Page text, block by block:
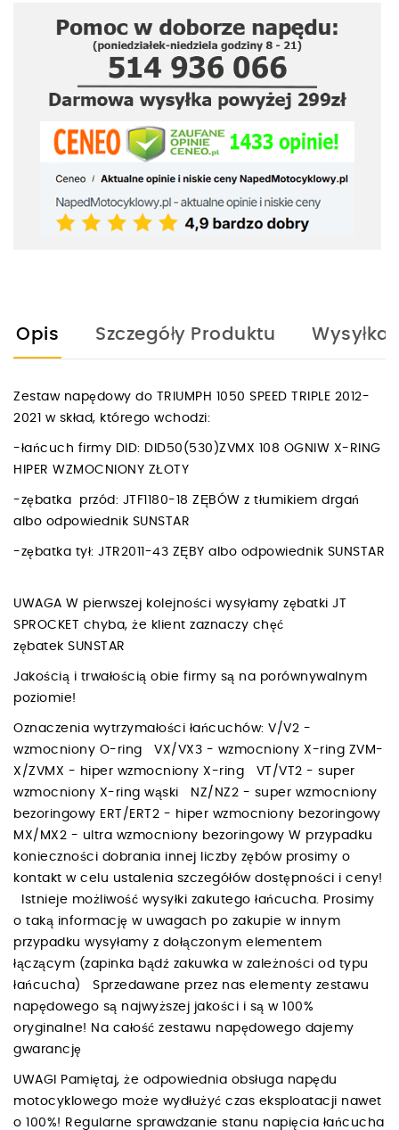
Opis Szczegóły Produktu Wysyłka
Zestaw napędowy do TRIUMPH 1050 SPEED TRIPLE 2012-
2021 w skład, którego wchodzi:
-łańcuch firmy DID: DID50(530)ZVMX 108 OGNIW X-RING
HIPER WZMOCNIONY ZŁOTY
-zębatka przód: JTF1180-18 ZĘBÓW z tłumikiem drgań
albo odpowiednik SUNSTAR
-zębatka tył: JTR2011-43 ZĘBY albo odpowiednik SUNSTAR
UWAGA W pierwszej kolejności wysyłamy zębatki JT
SPROCKET chyba, że klient zaznaczy chęć
zębatek SUNSTAR
Jakością i trwałością obie firmy są na porównywalnym
poziomie!
Oznaczenia wytrzymałości łańcuchów: V/V2 -
wzmocniony O-ring VX/VX3 - wzmocniony X-ring ZVM-
X/ZVMX - hiper wzmocniony X-ring VT/VT2 - super
wzmocniony X-ring wąski NZ/NZ2 - super wzmocniony
bezoringowy ERT/ERT2 - hiper wzmocniony bezoringowy
MX/MX2 - ultra wzmocniony bezoringowy W przypadku
konieczności dobrania innej liczby zębów prosimy o
kontakt w celu ustalenia szczegółów dostępności i ceny!
Istnieje możliwość wysyłki zakutego łańcucha. Prosimy
o taką informację w uwagach po zakupie w innym
przypadku wysyłamy z dołączonym elementem
łączącym (zapinka bądź zakuwka w zależności od typu
łańcucha) Sprzedawane przez nas elementy zestawu
napędowego są najwyższej jakości i są w 100%
oryginalne! Na całość zestawu napędowego dajemy
gwarancję
UWAGI Pamiętaj, że odpowiednia obsługa napędu
motocyklowego może wydłużyć czas eksploatacji nawet
o 100%! Regularne sprawdzanie stanu napięcia łańcucha